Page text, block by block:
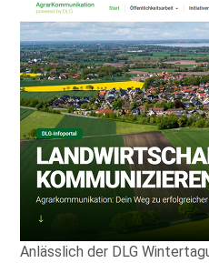
Anlässlich der DLG